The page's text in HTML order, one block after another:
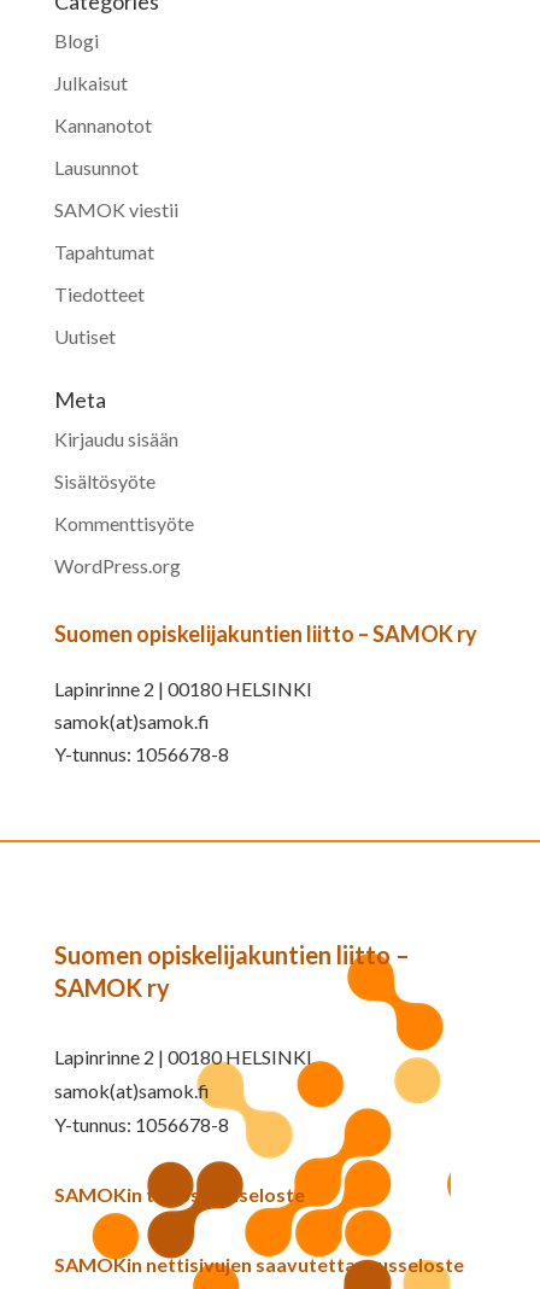
Blogi
Julkaisut
Kannanotot
Lausunnot
SAMOK viestii
Tapahtumat
Tiedotteet
Uutiset
Meta
Kirjaudu sisään
Sisältösyöte
Kommenttisyöte
WordPress.org
Suomen opiskelijakuntien liitto – SAMOK ry
Lapinrinne 2 | 00180 HELSINKI
samok(at)samok.fi
Y-tunnus: 1056678-8
Suomen opiskelijakuntien liitto –
SAMOK ry
Lapinrinne 2 | 00180 HELSINKI
samok(at)samok.fi
Y-tunnus: 1056678-8
SAMOKin tietosuojaseloste
SAMOKin nettisivujen saavutettavuusseloste